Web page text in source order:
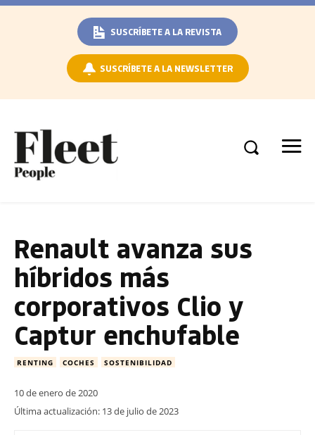
SUSCRÍBETE A LA REVISTA
SUSCRÍBETE A LA NEWSLETTER
Renault avanza sus
híbridos más
corporativos Clio y
Captur enchufable
RENTING COCHES SOSTENIBILIDAD
10 de enero de 2020
Última actualización: 13 de julio de 2023